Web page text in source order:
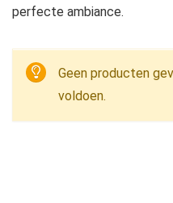
perfecte ambiance.
Geen producten
voldoen.